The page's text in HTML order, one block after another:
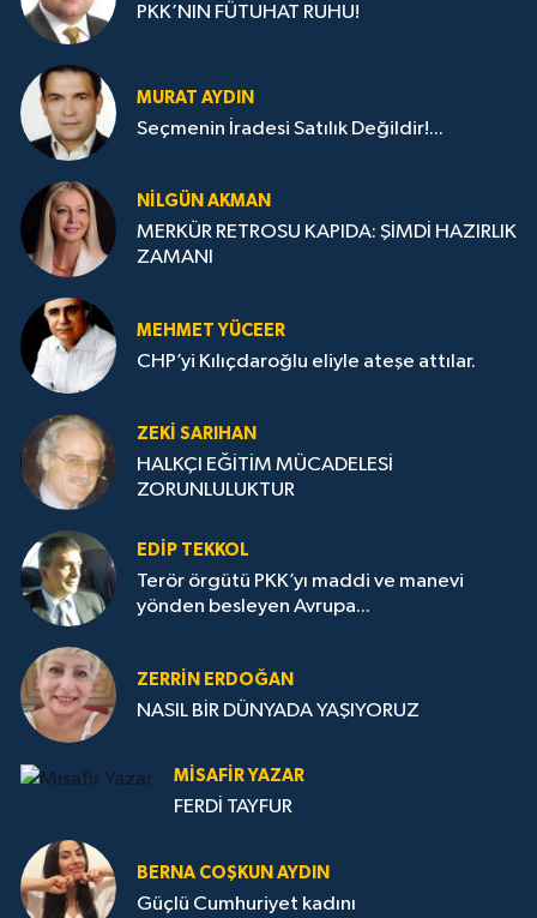
PKK’NIN FÜTUHAT RUHU!
MURAT AYDIN
Seçmenin İradesi Satılık Değildir!...
NILGÜN AKMAN
MERKÜR RETROSU KAPIDA: ŞİMDİ HAZIRLIK
ZAMANI
MEHMET YÜCEER
CHP’yi Kılıçdaroğlu eliyle ateşe attılar.
ZEKI SARIHAN
HALKÇI EĞİTİM MÜCADELESİ
ZORUNLULUKTUR
EDIP TEKKOL
Terör örgütü PKK’yı maddi ve manevi
yönden besleyen Avrupa...
ZERRIN ERDOĞAN
NASIL BİR DÜNYADA YAŞIYORUZ
MISAFIR YAZAR
FERDİ TAYFUR
BERNA COŞKUN AYDIN
Güçlü Cumhuriyet kadını